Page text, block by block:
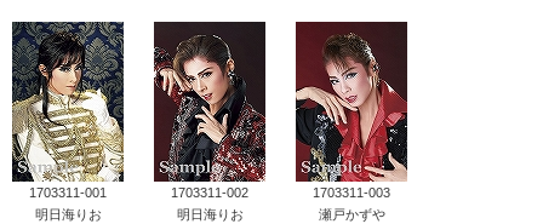
1703311-001
明日海りお
1703311-002
明日海りお
1703311-003
瀬戸かずや
キャトルレーヴ オンライン
タカラヅカ・スカイ・ステージ
配信deタカラヅカ
宝塚クリエイティブアーツ オフィシャルサイト